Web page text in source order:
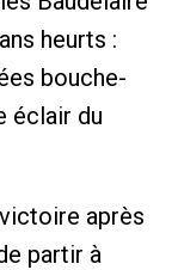
heurts :
bouche-
éclair du
après
partir à